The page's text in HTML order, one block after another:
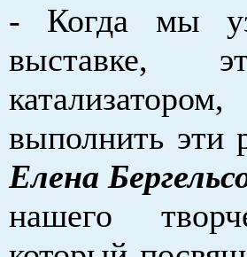
- Когда мы
выставке,
выполнить эти
Елена
нашего